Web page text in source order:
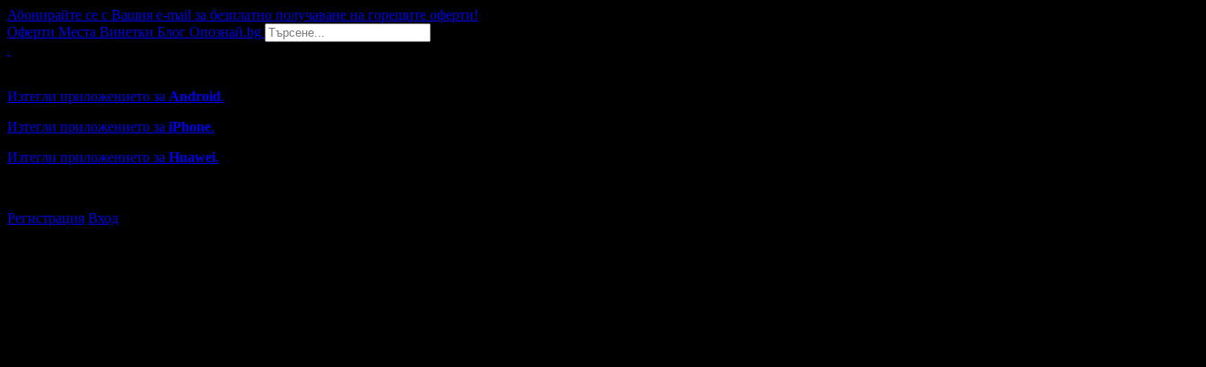
Абонирайте се с Вашия e-mail за безплатно получаване на горещите оферти!
Оферти Места Винетки Блог Опознай.bg
Изтегли приложението за Android.
Изтегли приложението за iPhone.
Изтегли приложението за Huawei.
Регистрация Вход